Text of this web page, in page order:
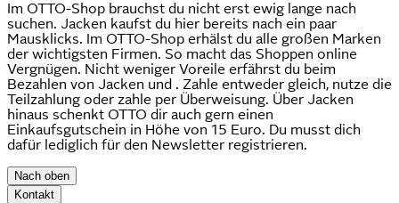
Im OTTO-Shop brauchst du nicht erst ewig lange nach
suchen. Jacken kaufst du hier bereits nach ein paar
Mausklicks. Im OTTO-Shop erhälst du alle großen Marken
der wichtigsten Firmen. So macht das Shoppen online
Vergnügen. Nicht weniger Voreile erfährst du beim
Bezahlen von Jacken und . Zahle entweder gleich, nutze die
Teilzahlung oder zahle per Überweisung. Über Jacken
hinaus schenkt OTTO dir auch gern einen
Einkaufsgutschein in Höhe von 15 Euro. Du musst dich
dafür lediglich für den Newsletter registrieren.
Nach oben
Kontakt